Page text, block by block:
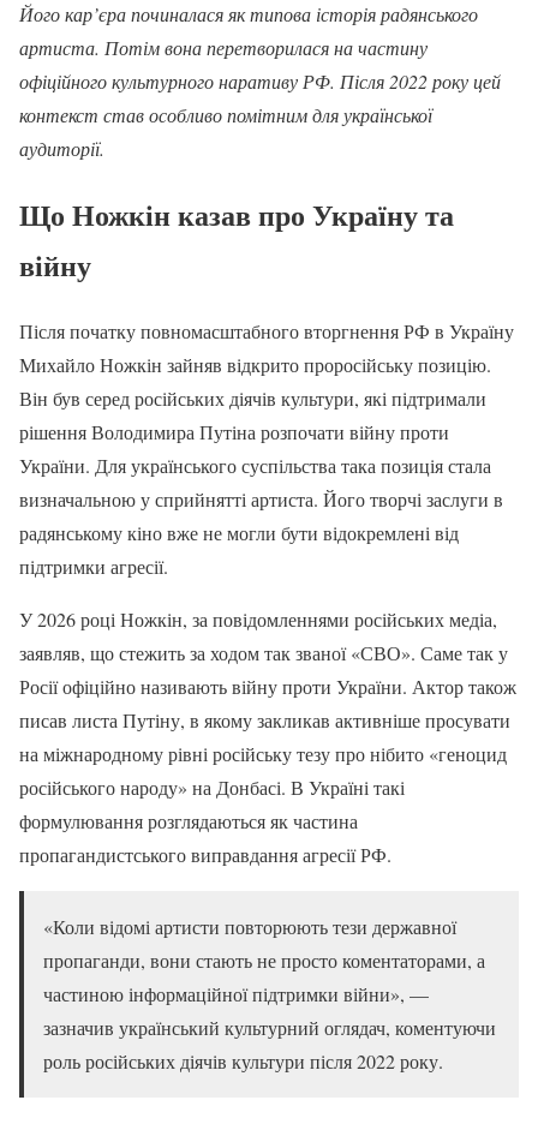
Його кар’єра починалася як типова історія радянського
артиста. Потім вона перетворилася на частину
офіційного культурного наративу РФ. Після 2022 року цей
контекст став особливо помітним для української
аудиторії.
Що Ножкін казав про Україну та
війну
Після початку повномасштабного вторгнення РФ в Україну
Михайло Ножкін зайняв відкрито проросійську позицію.
Він був серед російських діячів культури, які підтримали
рішення Володимира Путіна розпочати війну проти
України. Для українського суспільства така позиція стала
визначальною у сприйнятті артиста. Його творчі заслуги в
радянському кіно вже не могли бути відокремлені від
підтримки агресії.
У 2026 році Ножкін, за повідомленнями російських медіа,
заявляв, що стежить за ходом так званої «СВО». Саме так у
Росії офіційно називають війну проти України. Актор також
писав листа Путіну, в якому закликав активніше просувати
на міжнародному рівні російську тезу про нібито «геноцид
російського народу» на Донбасі. В Україні такі
формулювання розглядаються як частина
пропагандистського виправдання агресії РФ.
«Коли відомі артисти повторюють тези державної
пропаганди, вони стають не просто коментаторами, а
частиною інформаційної підтримки війни», —
зазначив український культурний оглядач, коментуючи
роль російських діячів культури після 2022 року.